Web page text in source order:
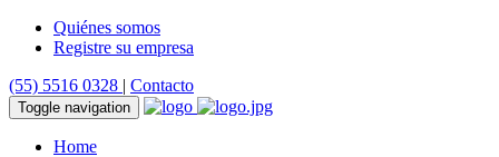
Quiénes somos
Registre su empresa
(55) 5516 0328 | Contacto
Toggle navigation
Home